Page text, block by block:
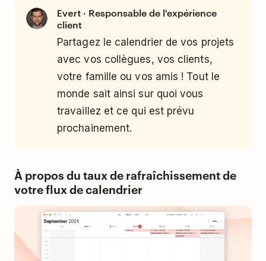
copié dans Todoist.
Cliquez sur
Sélectionnez letaux d'actualisation
automatique.
SélectionnezOK.
Cliquez surS'abonner sur le Web.
Collez le lien d'inscription au calendrier
obtenu dans Todoist.
Donnez un nom au calendrier. Vous pouvez
également sélectionner une couleur et une
icône pour le calendrier.
Cliquez surImporter
Recherchez la
section Autres agendas
le côté gauche.
Cliquez sur
l'icône plus sousMes
agendas.
instructions à l'écran pour ajouter le
Evert· Responsable de l'expérience
client
Partagez le calendrier de vos projets
avec vos collègues, vos clients,
votre famille ou vos amis ! Tout le
monde sait ainsi sur quoi vous
travaillez et ce qui est prévu
prochainement.
À propos du taux de rafraîchissement de
votre flux de calendrier